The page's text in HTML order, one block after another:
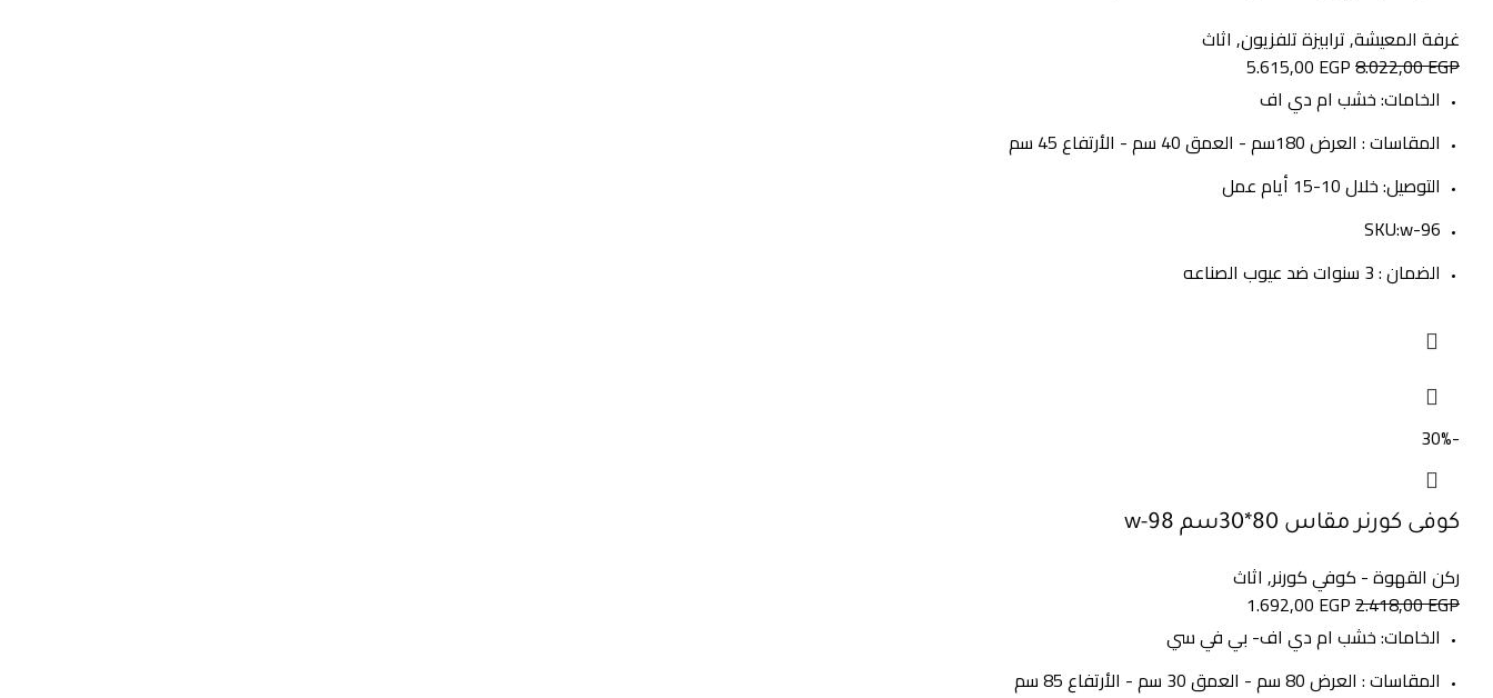
غرفة المعيشة,ترابيزة تلفزيون, اثاث
8.022,00EGP
5.615,00 EGP
الخامات: خشب ام دي اف
المقاسات : العرض 180سم - العمق 40 سم - الأرتفاع 45 سم
التوصيل: خلال 10-15 أيام عمل
SKU:w-96
الضمان : 3 سنوات ضد عيوب الصناعه
-30%
كوفى كورنر مقاس 80*30سم w-98
ركن القهوة - كوفي كورنر, اثاث
2.418,00EGP
1.692,00 EGP
الخامات: خشب ام دي اف- بي في سي
المقاسات : العرض 80 سم - العمق 30 سم - الأرتفاع 85 سم